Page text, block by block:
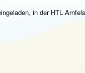
in der HTL